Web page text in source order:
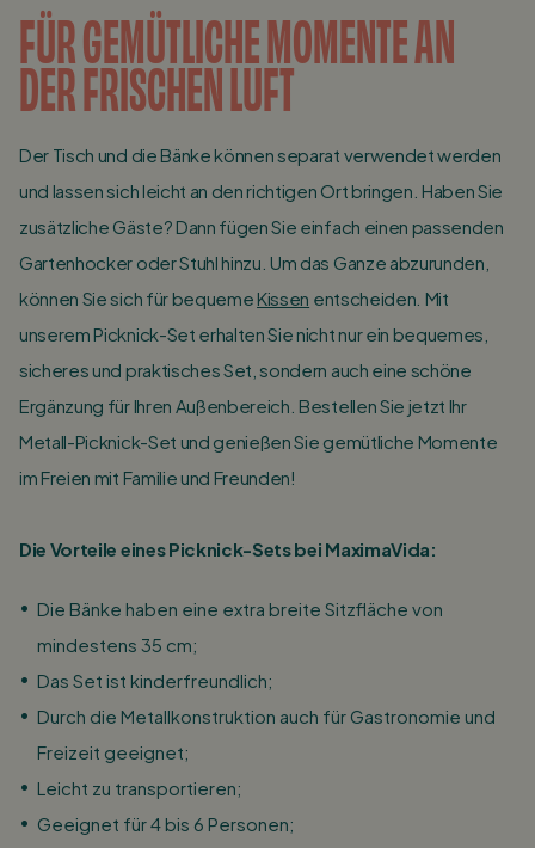
FÜR GEMÜTLICHE MOMENTE AN
DER FRISCHEN LUFT
Der Tisch und die Bänke können separat verwendet werden
und lassen sich leicht an den richtigen Ort bringen. Haben Sie
zusätzliche Gäste? Dann fügen Sie einfach einen passenden
Gartenhocker oder Stuhl hinzu. Um das Ganze abzurunden,
können Sie sich für bequeme Kissen entscheiden. Mit
unserem Picknick-Set erhalten Sie nicht nur ein bequemes,
sicheres und praktisches Set, sondern auch eine schöne
Ergänzung für Ihren Außenbereich. Bestellen Sie jetzt Ihr
Metall-Picknick-Set und genießen Sie gemütliche Momente
im Freien mit Familie und Freunden!
Die Vorteile eines Picknick-Sets bei MaximaVida:
Die Bänke haben eine extra breite Sitzfläche von
mindestens 35 cm;
Das Set ist kinderfreundlich;
Durch die Metallkonstruktion auch für Gastronomie und
Freizeit geeignet;
Leicht zu transportieren;
Geeignet für 4 bis 6 Personen;